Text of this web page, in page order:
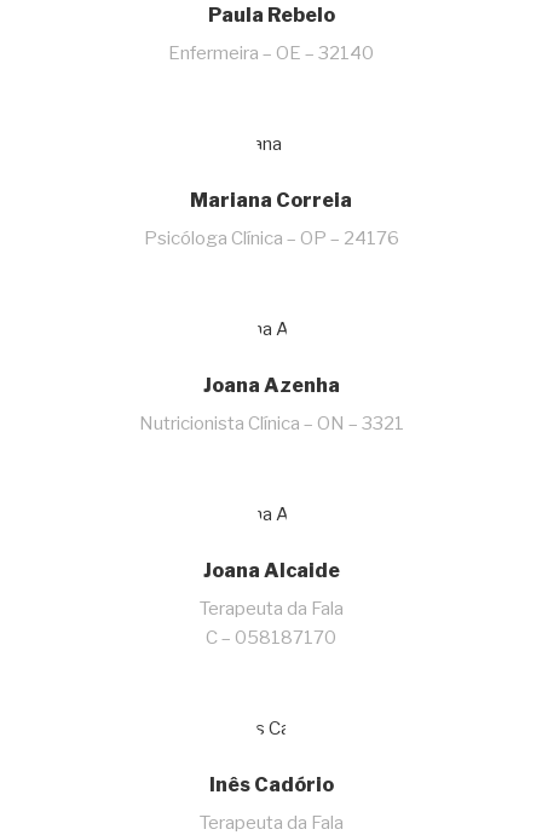
Paula Rebelo
Enfermeira – OE – 32140
Mariana Correia
Psicóloga Clínica – OP – 24176
Joana Azenha
Nutricionista Clínica – ON – 3321
Joana Alcaide
Terapeuta da Fala
C – 058187170
Inês Cadório
Terapeuta da Fala